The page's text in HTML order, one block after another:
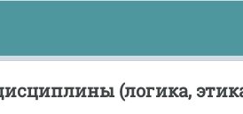
(логика,